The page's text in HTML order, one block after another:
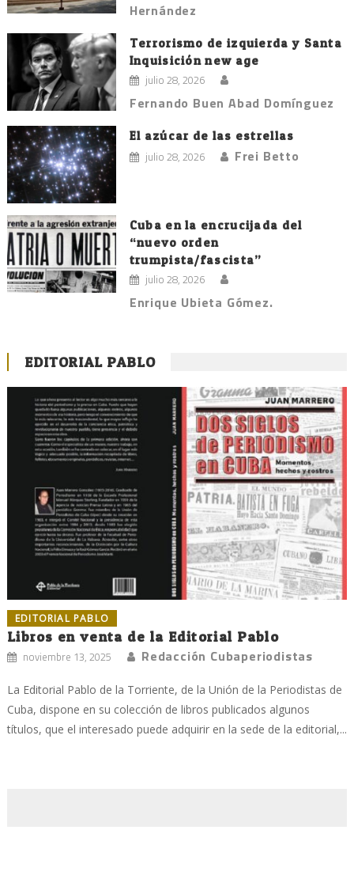
Hernández
Terrorismo de izquierda y Santa
Inquisición new age
julio 28, 2026
Fernando Buen Abad Domínguez
El azúcar de las estrellas
julio 28, 2026 Frei Betto
Cuba en la encrucijada del
“nuevo orden
trumpista/fascista”
julio 28, 2026
Enrique Ubieta Gómez.
EDITORIAL PABLO
EDITORIAL PABLO
Libros en venta de la Editorial Pablo
noviembre 13, 2025 Redacción Cubaperiodistas
La Editorial Pablo de la Torriente, de la Unión de la Periodistas de
Cuba, dispone en su colección de libros publicados algunos
títulos, que el interesado puede adquirir en la sede de la editorial,...